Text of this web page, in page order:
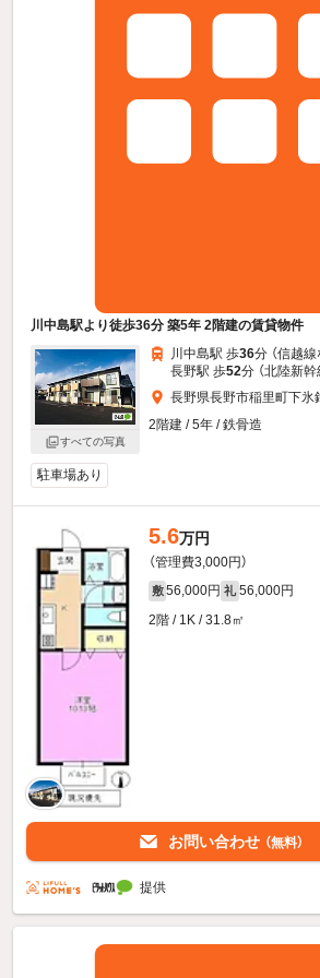
川中島駅より徒歩36分 築5年 2階建の賃貸物件
すべての写真
川中島駅 歩36分 （信越線
長野駅 歩52分 （北陸新幹
長野県長野市稲里町下氷
2階建 / 5年 / 鉄骨造
駐車場あり
5.6万円
（管理費3,000円）
敷 56,000円 礼 56,000円
2階 / 1K / 31.8㎡
お問い合わせ （無料）
提供